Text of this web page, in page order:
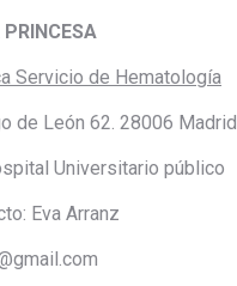
Servicio de Hematología
de León 62. 28006 Madrid
Universitario público
Eva Arranz